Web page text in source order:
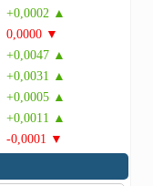
+0,0002 ▲
0,0000 ▼
+0,0047 ▲
+0,0031 ▲
+0,0005 ▲
+0,0011 ▲
-0,0001 ▼